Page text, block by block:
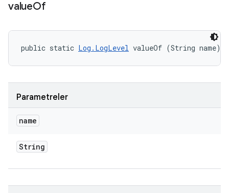
valueOf
public static Log.LogLevel valueOf (String name)
Parametreler
name
String